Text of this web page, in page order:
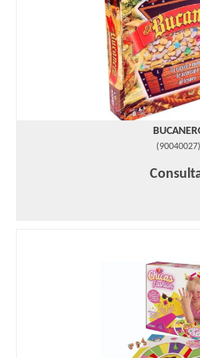
(90040027)